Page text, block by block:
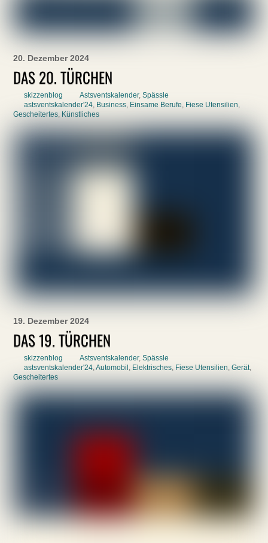
20. Dezember 2024
DAS 20. TÜRCHEN
skizzenblog Astsventskalender,Spässle
astsventskalender'24 Business Einsame Berufe Fiese Utensilien
Gescheitertes Künstliches
19. Dezember 2024
DAS 19. TÜRCHEN
skizzenblog Astsventskalender,Spässle
astsventskalender'24,Automobil , Elektrisches, Fiese Utensilien,Gerät,
Gescheitertes